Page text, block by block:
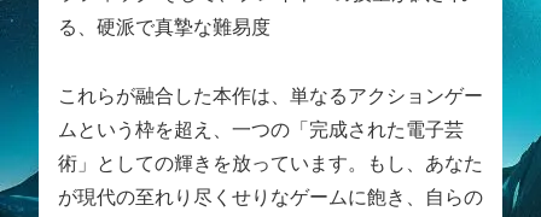
る、硬派で真摯な難易度
これらが融合した本作は、単なるアクションゲー
ムという枠を超え、一つの「完成された電子芸
術」としての輝きを放っています。もし、あなた
が現代の至れり尽くせりなゲームに飽き、自らの